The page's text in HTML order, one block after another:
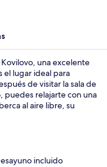
al aire libre, sombrillas en la
una excelente
el lugar ideal para
de visitar la sala de
puedes relajarte con una
al aire libre, su
incluido